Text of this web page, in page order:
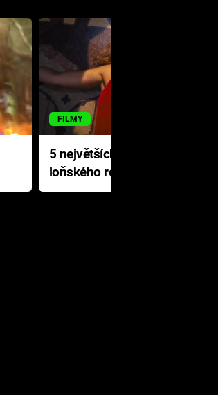
FILMY
5 největších propadáků
loňského roku: Disney na
jediné katastrofě prodělal 200